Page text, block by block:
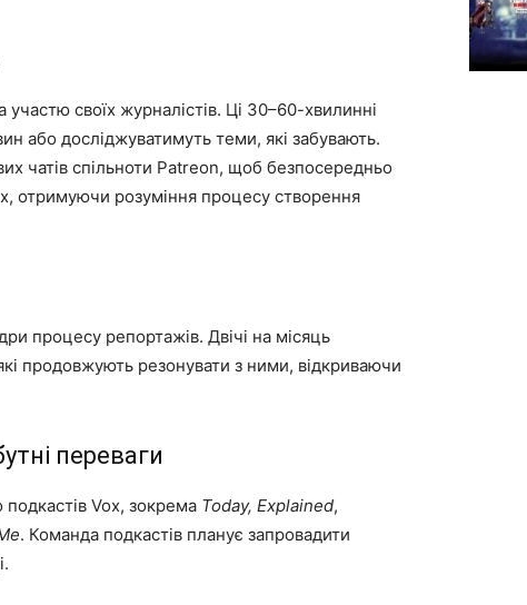
своїх журналістів. Ці 30–60-хвилинні
або досліджуватимуть теми, які забувають.
чатів спільноти Patreon, щоб безпосередньо
отримуючи розуміння процесу створення
процесу репортажів. Двічі на місяць
продовжують резонувати з ними, відкриваючи
переваги
Vox, зокрема Today, Explained,
. Команда подкастів планує запровадити